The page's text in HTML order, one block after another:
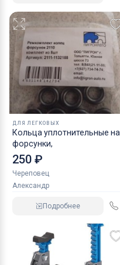
ДЛЯ ЛЕГКОВЫХ
Кольца уплотнительные на
форсунки,
250 ₽
Череповец
Александр
Подробнее